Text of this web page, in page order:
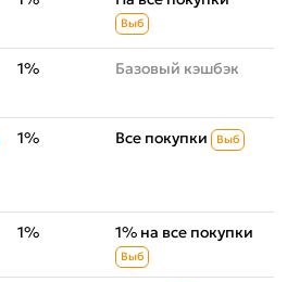
Выб
1% Базовый кэшбэк
1% Все покупки Выб
1% 1% на все покупки
Выб